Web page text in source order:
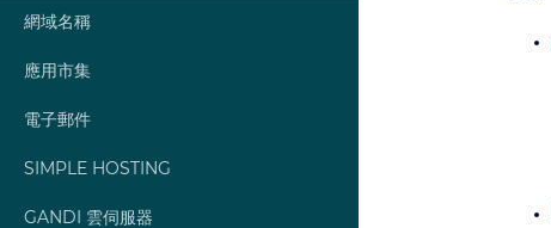
網域名稱
應用市集
電子郵件
SIMPLE HOSTING
GANDI 雲伺服器